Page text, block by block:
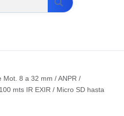
Mot. 8 a 32 mm / ANPR /
mts IR EXIR / Micro SD hasta